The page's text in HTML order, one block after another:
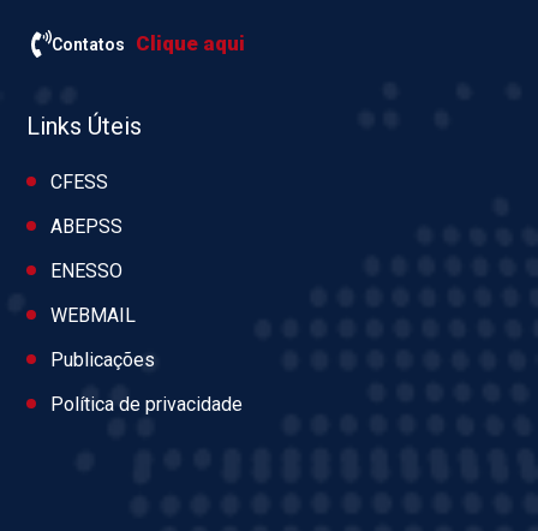
Contatos Clique aqui
Links Úteis
CFESS
ABEPSS
ENESSO
WEBMAIL
Publicações
Política de privacidade